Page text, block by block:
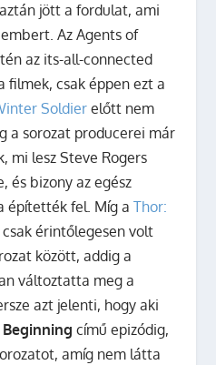
jött a fordulat, ami
Az Agents of
az its-all-connected
filmek, csak éppen ezt a
Soldier előtt nem
a sorozat producerei már
mi lesz Steve Rogers
és bizony az egész
építették fel. Míg aThor:
érintőlegesen volt
között, addig a
változtatta meg a
azt jelenti, hogy aki
Beginning című epizódig,
amíg nem látta